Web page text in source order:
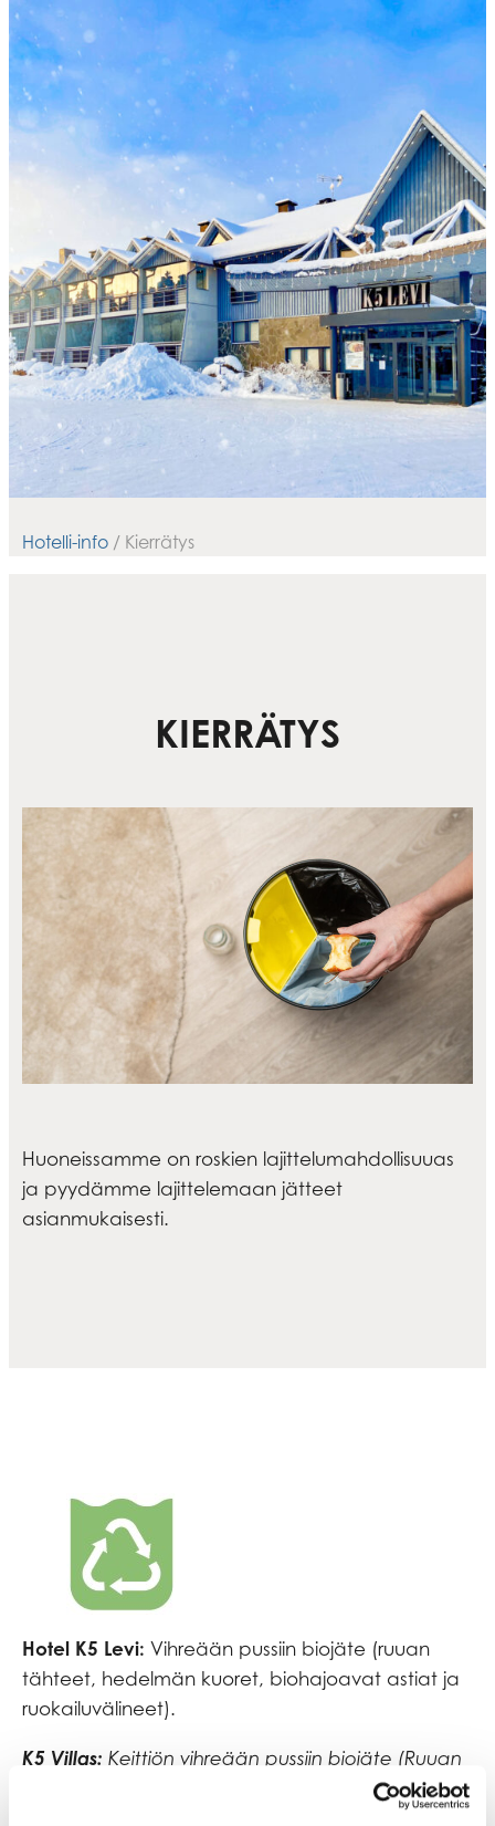
Hotelli-info / Kierrätys
KIERRÄTYS
Huoneissamme on roskien lajittelumahdollisuuas
ja pyydämme lajittelemaan jätteet
asianmukaisesti.
Hotel K5 Levi: Vihreään pussiin biojäte (ruuan
tähteet, hedelmän kuoret, biohajoavat astiat ja
ruokailuvälineet).
K5 Villas: Keittiön vihreään pussiin biojäte (Ruuan